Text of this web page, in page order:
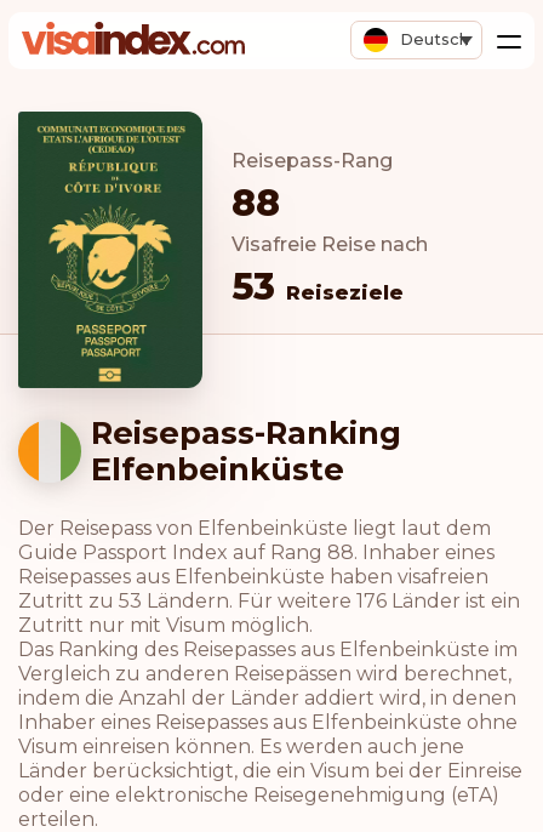
Deutsch
Reisepass-Rang
88
Visafreie Reise nach
53 Reiseziele
Reisepass-Ranking
Elfenbeinküste
Der Reisepass von Elfenbeinküste liegt laut dem
Guide Passport Index auf Rang 88. Inhaber eines
Reisepasses aus Elfenbeinküste haben visafreien
Zutritt zu 53 Ländern. Für weitere 176 Länder ist ein
Zutritt nur mit Visum möglich.
Das Ranking des Reisepasses aus Elfenbeinküste im
Vergleich zu anderen Reisepässen wird berechnet,
indem die Anzahl der Länder addiert wird, in denen
Inhaber eines Reisepasses aus Elfenbeinküste ohne
Visum einreisen können. Es werden auch jene
Länder berücksichtigt, die ein Visum bei der Einreise
oder eine elektronische Reisegenehmigung (eTA)
erteilen.